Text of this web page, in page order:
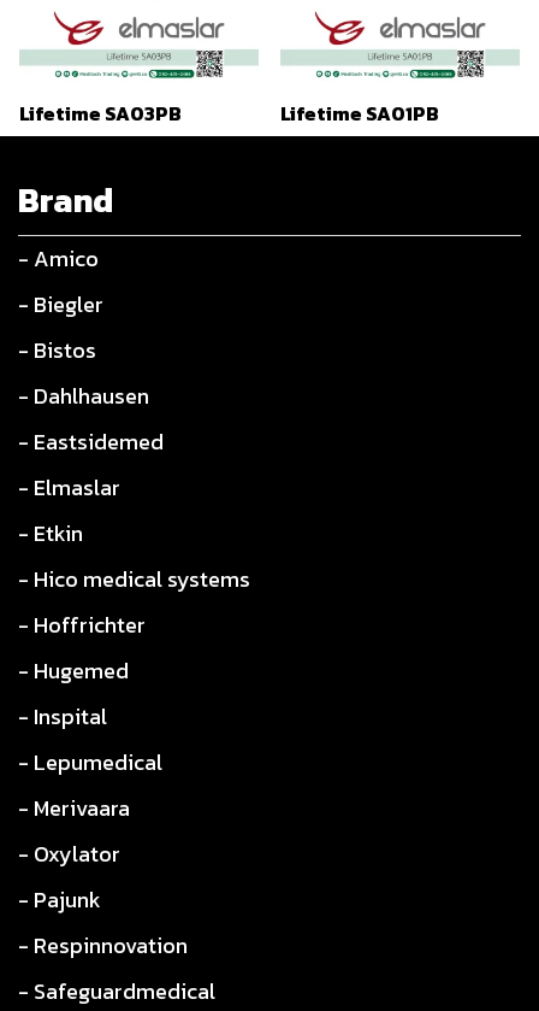
Lifetime SA03PB Lifetime SA01PB
Brand
- Amico
- Biegler
- Bistos
- Dahlhausen
- Eastsidemed
- Elmaslar
- Etkin
- Hico medical systems
- Hoffrichter
- Hugemed
- Inspital
- Lepumedical
- Merivaara
- Oxylator
- Pajunk
- Respinnovation
- Safeguardmedical